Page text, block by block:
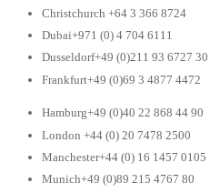
Christchurch +64 3 366 8724
Dubai+971 (0) 4 704 6111
Dusseldorf+49 (0)211 93 6727 30
Frankfurt+49 (0)69 3 4877 4472
Hamburg+49 (0)40 22 868 44 90
London +44 (0) 20 7478 2500
Manchester+44 (0) 16 1457 0105
Munich+49 (0)89 215 4767 80